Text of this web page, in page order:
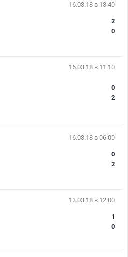
16.03.18 в 13:40
2
0
16.03.18 в 11:10
0
2
16.03.18 в 06:00
0
2
13.03.18 в 12:00
1
0